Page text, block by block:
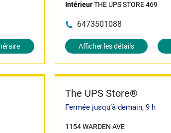
IntérieurTHE UPS STORE 469
6473501088
Afficher les détails
The UPS Store®
Fermée jusqu’à demain, 9 h
1154 WARDEN AVE